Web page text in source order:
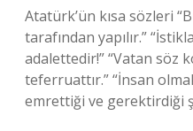
Atatürk’ün kısa sözleri
tarafından yapılır.”
adalettedir!” “Vatan söz
teferruattır.” “İnsan
emrettiği ve gerektirdiği